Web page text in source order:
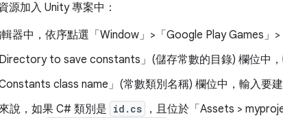
源加入 Unity 專案中：
器中，依序點選「Window」>「Google Play Games」>
to save constants」(儲存常數的目錄) 欄位中
class name」(常數類別名稱) 欄位中，輸入要
說，如果 C# 類別是 id.cs ，且位於「Assets >